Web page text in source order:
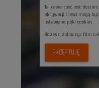
Ta zawartość jest
aktywacji treści mogą
ustawiane pliki cookies.
Możesz zobaczyc film
AKCEPTUJĘ